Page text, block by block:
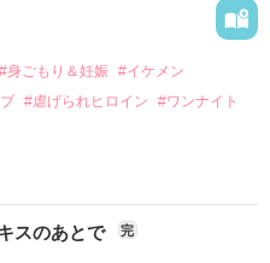
いと思っていた哲平に
った。
哲平は
っ直ぐに告げてきた。
う気持ちを隠すことなく
#身ごもり＆妊娠 #イケメン
#虐げられヒロイン
#ワンナイト
うまくいかなかった梅田美
ところ、日本人美青年と出会
スのあとで 完